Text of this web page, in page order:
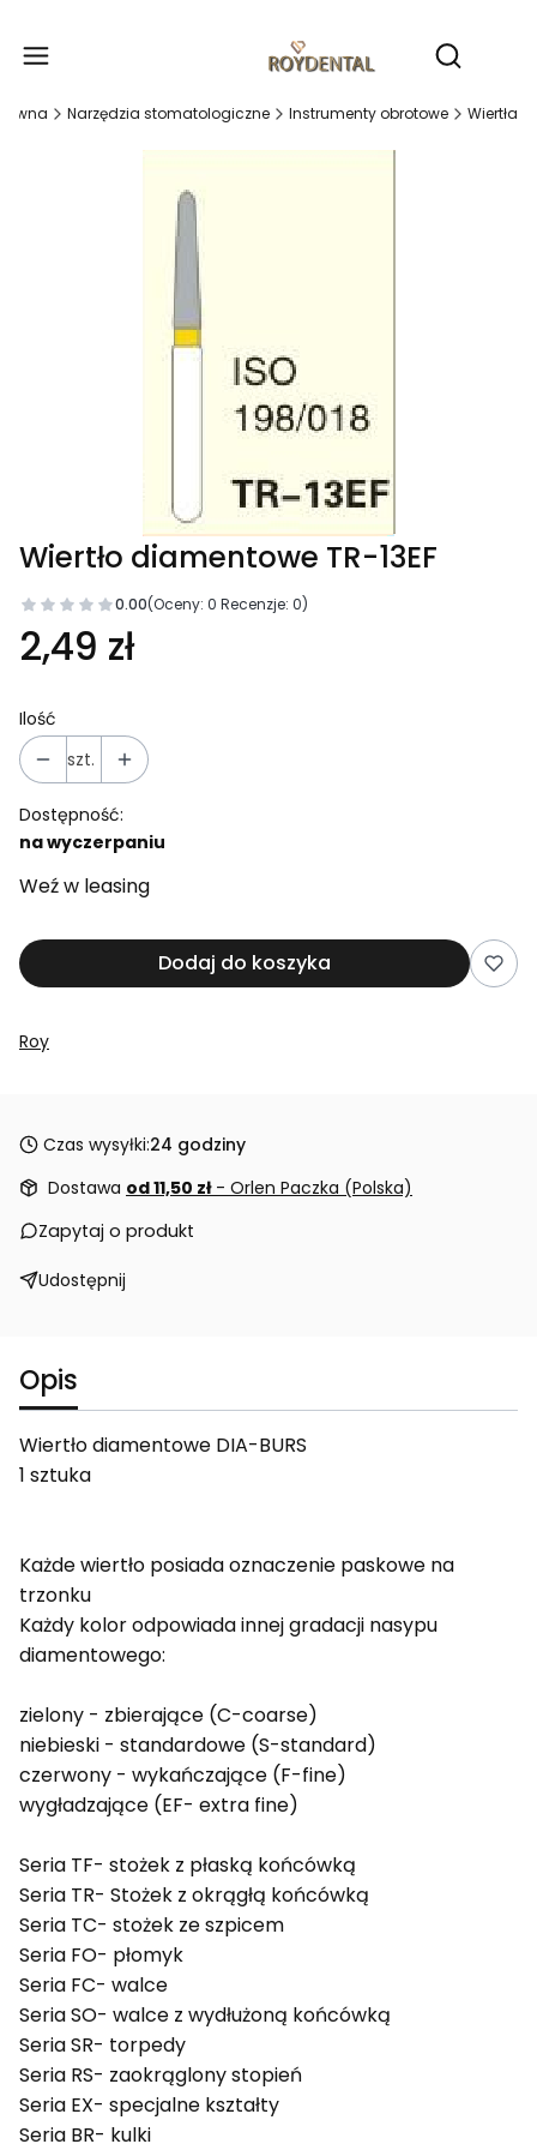
Otwórz
Narzędzia stomatologiczne Instrumenty obrotowe Wiertła
Wiertło diamentowe TR-13EF
0.00(Oceny: 0 Recenzje: 0)
2,49 zł
Ilość
szt.
Dostępność:
na wyczerpaniu
Weź w leasing
Dodaj do koszyka
Roy
Czas wysyłki:24 godziny
Dostawa od 11,50 zł - Orlen Paczka (Polska)
Zapytaj o produkt
Udostępnij
Opis
Wiertło diamentowe DIA-BURS
1 sztuka
Każde wiertło posiada oznaczenie paskowe na
trzonku
Każdy kolor odpowiada innej gradacji nasypu
diamentowego:
zielony - zbierające (C-coarse)
niebieski - standardowe (S-standard)
czerwony - wykańczające (F-fine)
wygładzające (EF- extra fine)
Seria TF- stożek z płaską końcówką
Seria TR- Stożek z okrągłą końcówką
Seria TC- stożek ze szpicem
Seria FO- płomyk
Seria FC- walce
Seria SO- walce z wydłużoną końcówką
Seria SR- torpedy
Seria RS- zaokrąglony stopień
Seria EX- specjalne kształty
Seria BR- kulki